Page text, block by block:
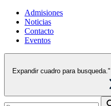
Admisiones
Noticias
Contacto
Eventos
Expandir cuadro para busqueda."